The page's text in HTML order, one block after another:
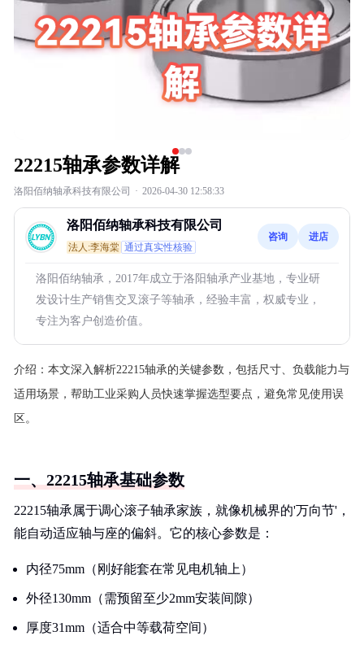
22215轴承参数详解
洛阳佰纳轴承科技有限公司 · 2026-04-30 12:58:33
洛阳佰纳轴承科技有限公司
法人:李海棠 通过真实性核验
咨询 进店
洛阳佰纳轴承，2017年成立于洛阳轴承产业基地，专业研
发设计生产销售交叉滚子等轴承，经验丰富，权威专业，
专注为客户创造价值。
介绍： 本文深入解析22215轴承的关键参数，包括尺寸、负载能力与
适用场景，帮助工业采购人员快速掌握选型要点，避免常见使用误
区。
一、22215轴承基础参数
22215轴承属于调心滚子轴承家族，就像机械界的'万向节'，
能自动适应轴与座的偏斜。它的核心参数是：
内径75mm（刚好能套在常见电机轴上）
外径130mm（需预留至少2mm安装间隙）
厚度31mm（适合中等载荷空间）